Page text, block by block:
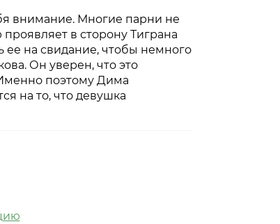
внимание. Многие парни не
в сторону Тиграна
ее на свидание, чтобы немного
Он уверен, что это
поэтому Дима
на то, что девушка